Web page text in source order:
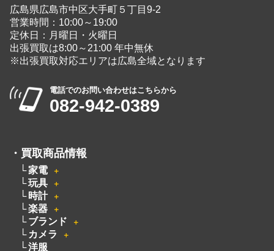
広島県広島市中区大手町５丁目9-2
営業時間：10:00～19:00
定休日：月曜日・火曜日
出張買取は8:00～21:00 年中無休
※出張買取対応エリアは広島全域となります
電話でのお問い合わせはこちらから
082-942-0389
・ 買取商品情報
家電 ＋
玩具 ＋
時計 ＋
楽器 ＋
ブランド ＋
カメラ ＋
洋服